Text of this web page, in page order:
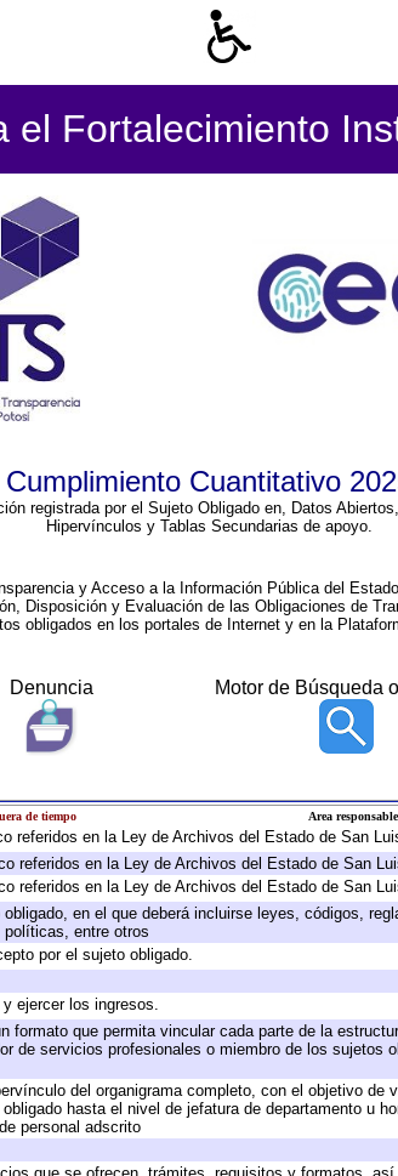
el Fortalecimiento
Cumplimiento Cuantitativo
registrada por el Sujeto Obligado en, Datos
Hipervínculos y Tablas Secundarias de apoyo.
y Acceso a la Información Pública del
Disposición y Evaluación de las Obligaciones de
obligados en los portales de Internet y en la
Denuncia Motor de Búsqueda
de tiempo Area responsable
referidos en la Ley de Archivos del Estado de San
referidos en la Ley de Archivos del Estado de San
referidos en la Ley de Archivos del Estado de San
en el que deberá incluirse leyes, códigos,
entre otros
por el sujeto obligado.
ejercer los ingresos.
formato que permita vincular cada parte de la
de servicios profesionales o miembro de los sujetos
del organigrama completo, con el objetivo de
hasta el nivel de jefatura de departamento u
personal adscrito